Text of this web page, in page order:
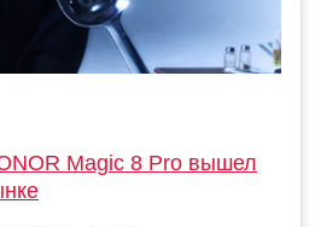
Magic 8 Pro вышел